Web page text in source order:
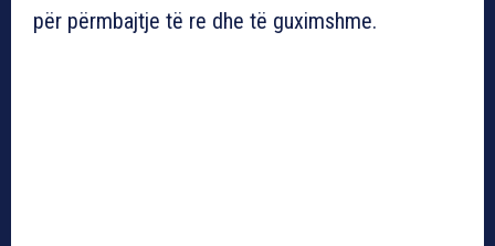
për përmbajtje të re dhe të guximshme.